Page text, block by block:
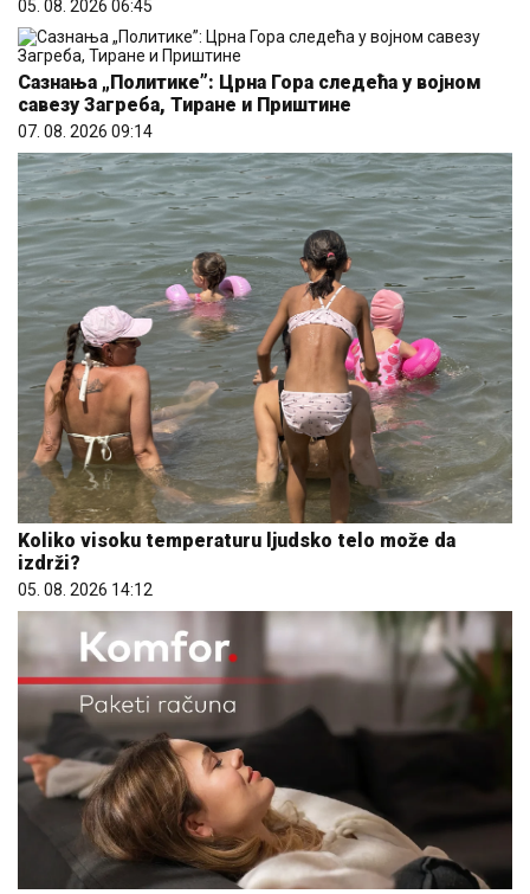
05. 08. 2026 06:45
Сазнања „Политике”: Црна Гора следећа у војном
савезу Загреба, Тиране и Приштине
07. 08. 2026 09:14
Koliko visoku temperaturu ljudsko telo može da
izdrži?
05. 08. 2026 14:12